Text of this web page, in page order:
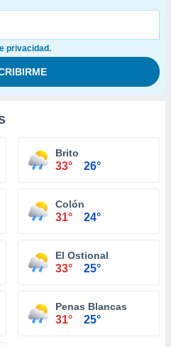
privacidad.
Brito
33° 26°
Colón
31° 24°
El Ostional
33° 25°
Penas Blancas
31° 25°